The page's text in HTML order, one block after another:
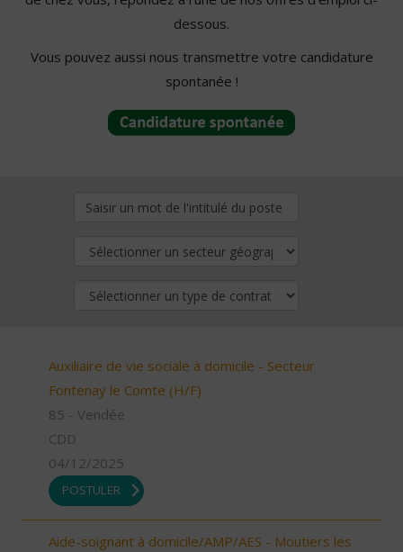
dessous.
Vous pouvez aussi nous transmettre votre candidature
spontanée !
Auxiliaire de vie sociale à domicile - Secteur
Fontenay le Comte (H/F)
85 - Vendée
CDD
04/12/2025
POSTULER
Aide-soignant à domicile/AMP/AES - Moutiers les